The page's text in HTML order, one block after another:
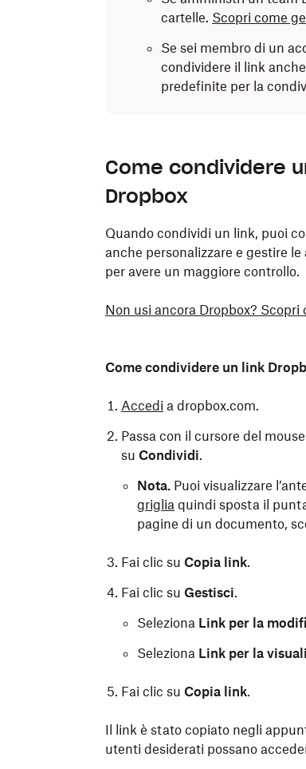
Messaggio facoltativo
aggiungere un messaggio, se
Condividi.
cartelle. Scopri come
Se sei membro di un
condividere il link
predefinite per la
Come condividere
Dropbox
Quando condividi un link, puoi
anche personalizzare e gestire
per avere un maggiore controllo.
Non usi ancora Dropbox?
Come condividere un link
Accedi a dropbox.com.
Passa con il cursore del
su Condividi.
Nota. Puoi visualizzare
griglia quindi sposta il
pagine di un documento,
Fai clic su Copia link.
Fai clic su Gestisci.
Seleziona Link per la
Seleziona Link per la
Fai clic su Copia link.
Il link è stato copiato negli
utenti desiderati possano